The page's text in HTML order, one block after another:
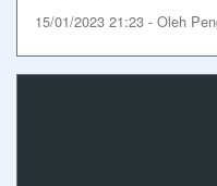
15/01/2023 21:23 - Oleh